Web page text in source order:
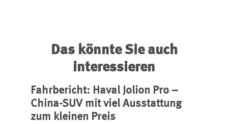
Das könnte Sie auch
interessieren
Fahrbericht: Haval Jolion Pro –
China-SUV mit viel Ausstattung
zum kleinen Preis